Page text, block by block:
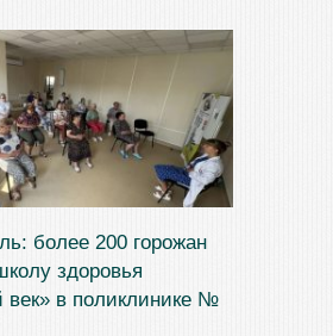
более 200 горожан
здоровья
век» в поликлинике №